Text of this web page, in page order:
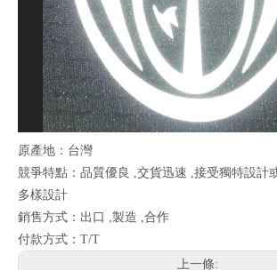
原產地：台灣
競爭特點：品質優良 ,交貨迅速 ,接受獨特設計
多樣設計
銷售方式：出口 ,製造 ,合作
付款方式：T/T
上一條: